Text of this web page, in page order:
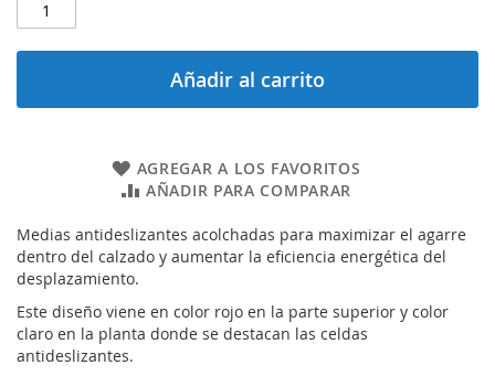
Añadir al carrito
AGREGAR A LOS FAVORITOS
AÑADIR PARA COMPARAR
Medias antideslizantes acolchadas para maximizar el agarre
dentro del calzado y aumentar la eficiencia energética del
desplazamiento.
Este diseño viene en color rojo en la parte superior y color
claro en la planta donde se destacan las celdas
antideslizantes.